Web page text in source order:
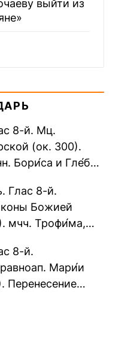
выйти из
8-й. Мц.
(ок. 300).
Бори́са и Гле́ба,
Прп....
Глас 8-й.
Божией
мчч. Трофи́ма,
прав.
8-й.
Мари́и
Перенесение